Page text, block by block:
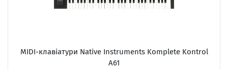
MIDI-клавіатури Native Instruments Komplete Kontrol
A61